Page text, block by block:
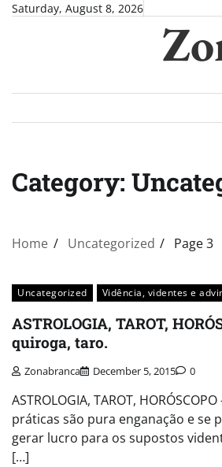
SkipSaturday, August 8, 2026
Category:
Home Uncategorized Page 3
Uncategorized Vidência, videntes e
ASTROLOGIA, TAROT,
quiroga, taro.
Zonabranca December 5, 2015 0
ASTROLOGIA, TAROT,
práticas são pura enganação e se
gerar lucro para os supostos
[…]